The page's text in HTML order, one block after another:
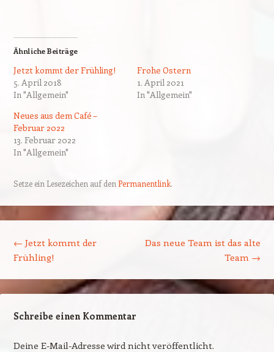
Ähnliche Beiträge
Jetzt kommt der Frühling!
5. April 2018
In "Allgemein"
Frohe Ostern
1. April 2021
In "Allgemein"
Neues aus dem Café –
Februar 2022
13. Februar 2022
In "Allgemein"
Setze ein Lesezeichen auf den Permanentlink.
← Jetzt kommt der
Frühling!
Das neue Team ist das alte
Team →
Schreibe einen Kommentar
Deine E-Mail-Adresse wird nicht veröffentlicht.